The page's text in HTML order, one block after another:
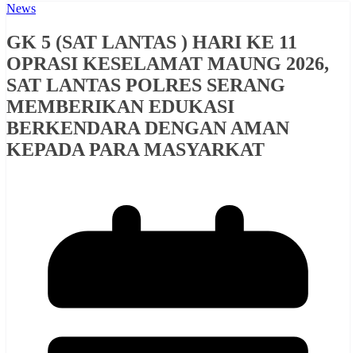
News
GK 5 (SAT LANTAS ) HARI KE 11
OPRASI KESELAMAT MAUNG 2026,
SAT LANTAS POLRES SERANG
MEMBERIKAN EDUKASI
BERKENDARA DENGAN AMAN
KEPADA PARA MASYARKAT